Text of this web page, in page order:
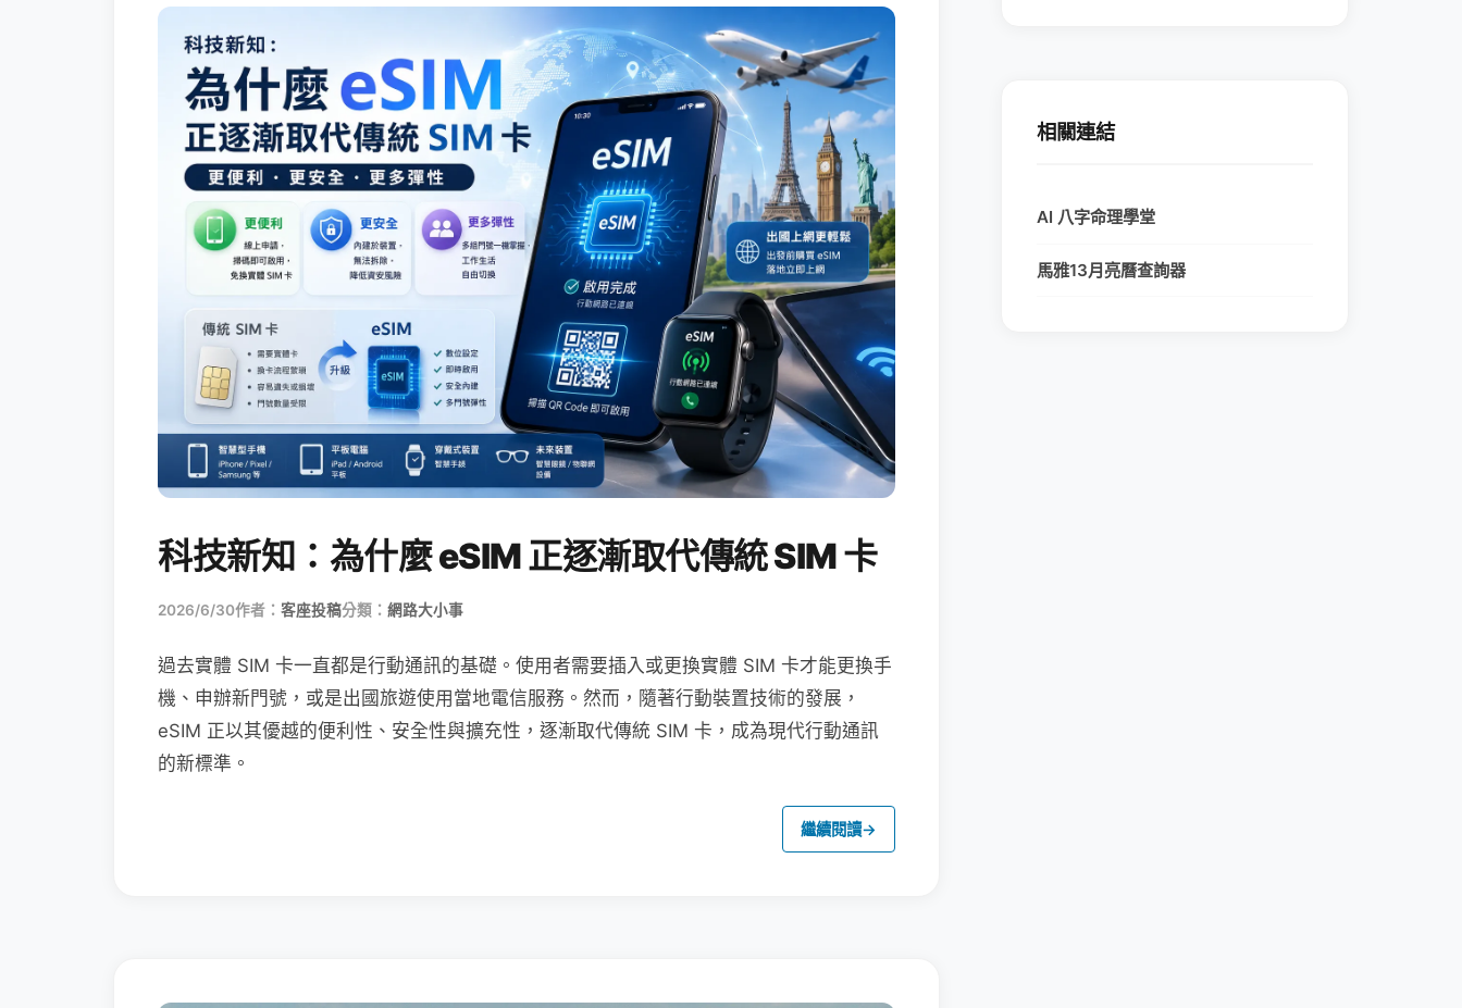
科技新知：為什麼 eSIM 正逐漸取代傳統 SIM 卡
2026/6/30作者： 客座投稿分類： 網路大小事
過去實體 SIM 卡一直都是行動通訊的基礎。使用者需要插入或更換實體 SIM 卡才能更換手
機、申辦新門號，或是出國旅遊使用當地電信服務。然而，隨著行動裝置技術的發展，
eSIM 正以其優越的便利性、安全性與擴充性，逐漸取代傳統 SIM 卡，成為現代行動通訊
的新標準。
繼續閱讀→
相關連結
AI 八字命理學堂
馬雅13月亮曆查詢器